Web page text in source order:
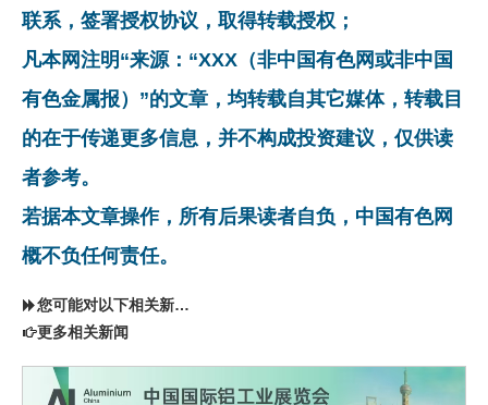
联系，签署授权协议，取得转载授权；
凡本网注明“来源：“XXX（非中国有色网或非中国
有色金属报）”的文章，均转载自其它媒体，转载目
的在于传递更多信息，并不构成投资建议，仅供读
者参考。
若据本文章操作，所有后果读者自负，中国有色网
概不负任何责任。
您可能对以下相关新闻同样感兴趣
更多相关新闻